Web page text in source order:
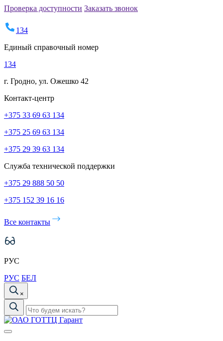
Проверка доступности Заказать звонок
134
Единый справочный номер
134
г. Гродно, ул. Ожешко 42
Контакт-центр
+375 33 69 63 134
+375 25 69 63 134
+375 29 39 63 134
Служба технической поддержки
+375 29 888 50 50
+375 152 39 16 16
Все контакты
РУС
РУС БЕЛ
×